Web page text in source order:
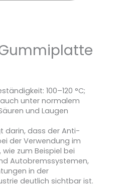
100–120 °C;
unter normalem
und Laugen
darin, dass der Anti-
der Verwendung im
zum Beispiel bei
Autobremssystemen,
in der
deutlich sichtbar ist.